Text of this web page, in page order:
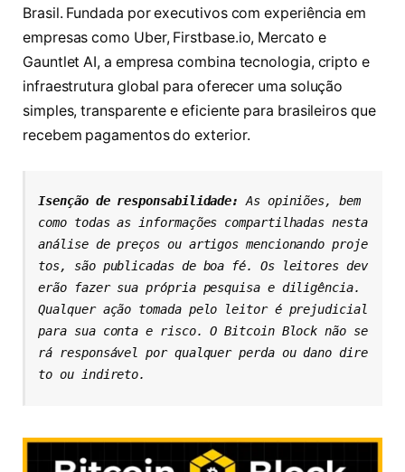
Brasil. Fundada por executivos com experiência em
empresas como Uber, Firstbase.io, Mercato e
Gauntlet AI, a empresa combina tecnologia, cripto e
infraestrutura global para oferecer uma solução
simples, transparente e eficiente para brasileiros que
recebem pagamentos do exterior.
Isenção de responsabilidade: As opiniões, bem
como todas as informações compartilhadas nesta
análise de preços ou artigos mencionando proje
tos, são publicadas de boa fé. Os leitores dev
erão fazer sua própria pesquisa e diligência.
Qualquer ação tomada pelo leitor é prejudicial
para sua conta e risco. O Bitcoin Block não se
rá responsável por qualquer perda ou dano dire
to ou indireto.